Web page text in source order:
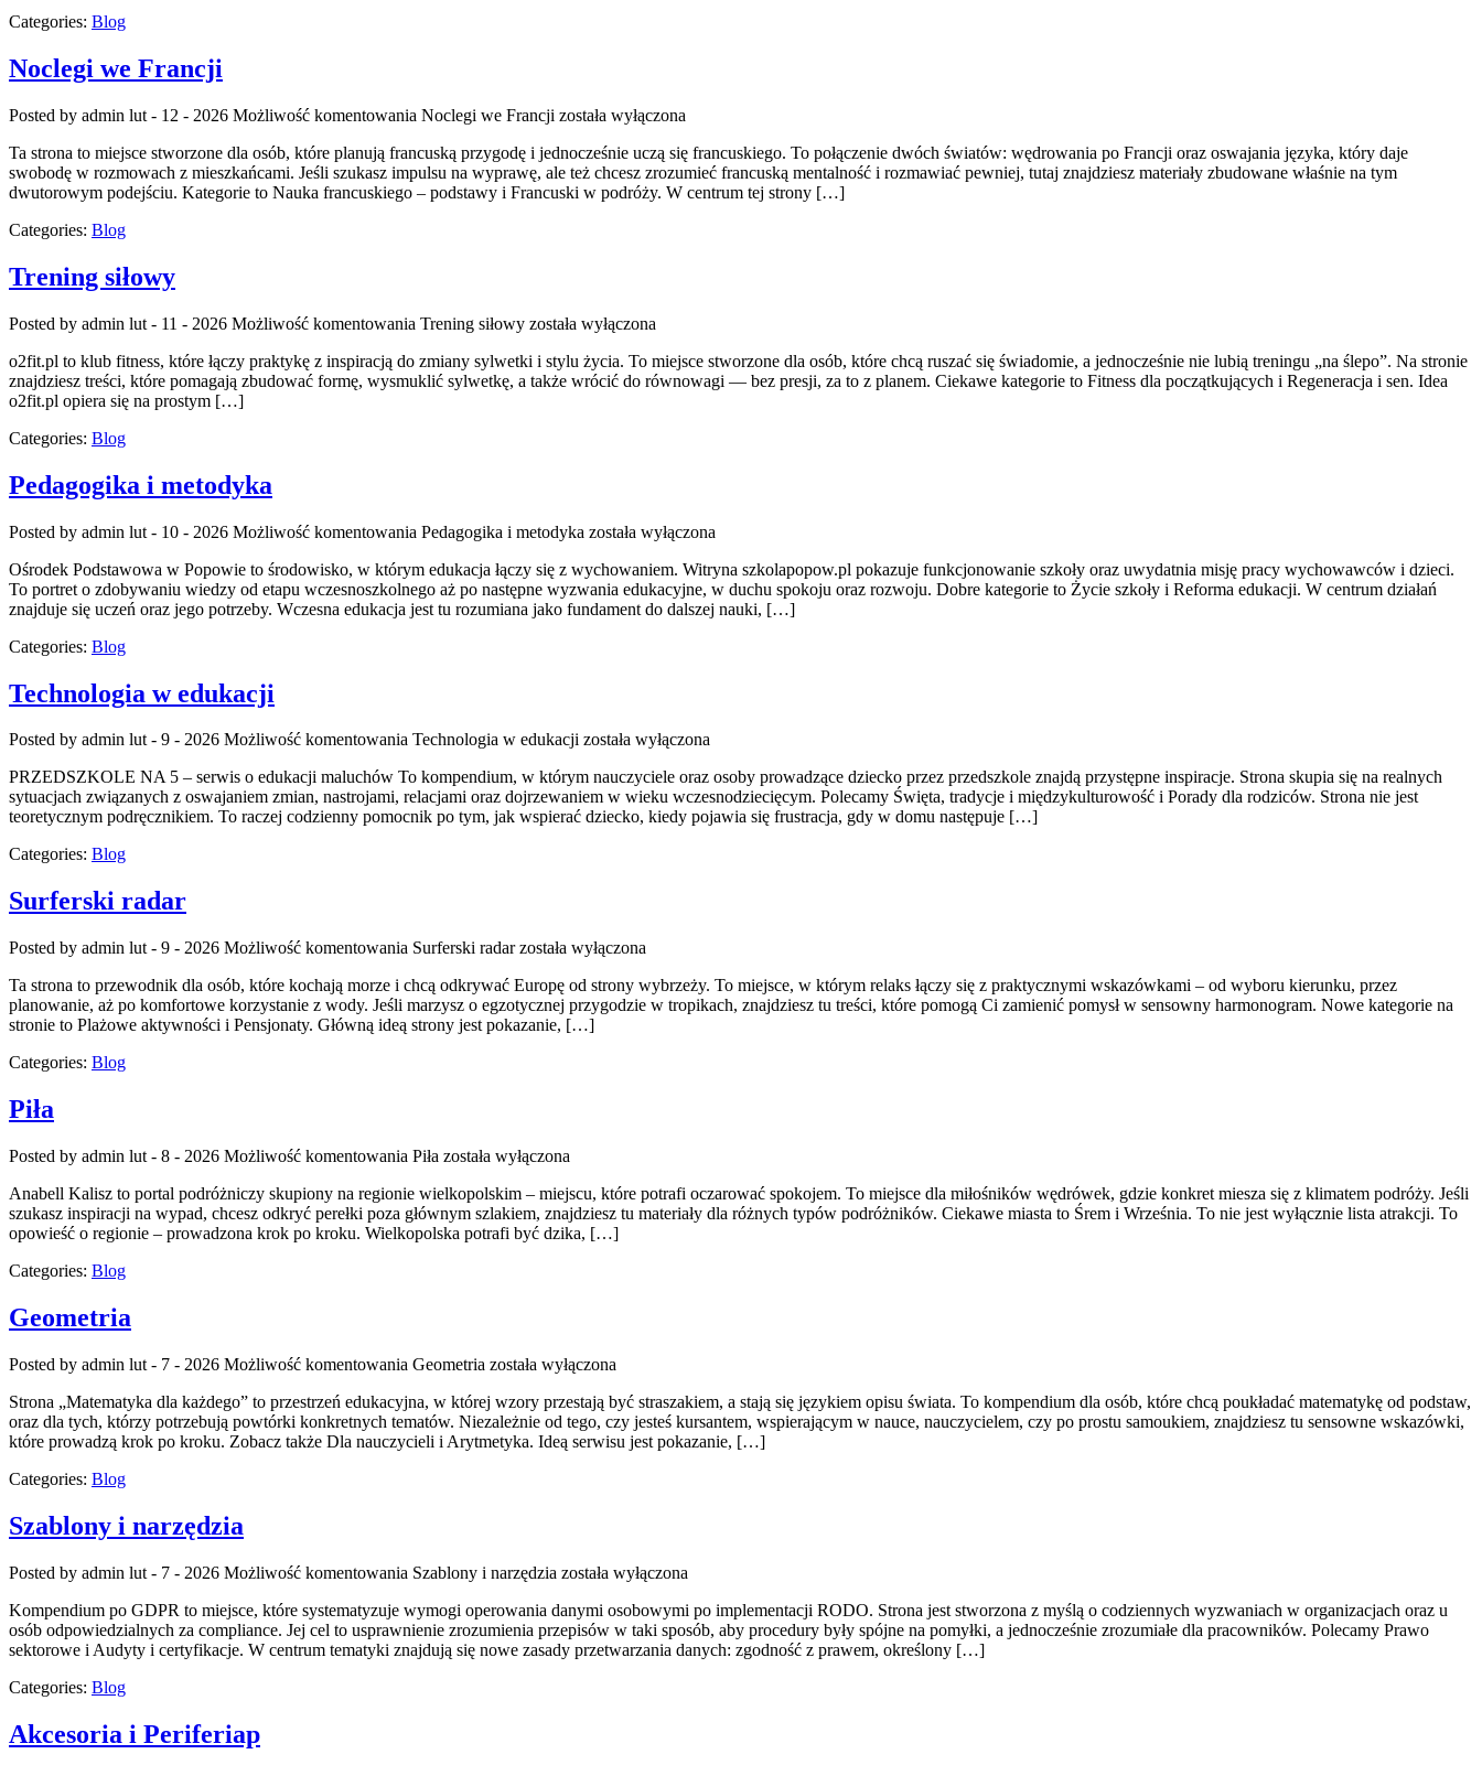
Categories: Blog
Noclegi we Francji
Posted by admin lut - 12 - 2026 Możliwość komentowania Noclegi we Francji została wyłączona
Ta strona to miejsce stworzone dla osób, które planują francuską przygodę i jednocześnie uczą się francuskiego. To połączenie dwóch światów: wędrowania po Francji oraz oswajania języka, który daje
swobodę w rozmowach z mieszkańcami. Jeśli szukasz impulsu na wyprawę, ale też chcesz zrozumieć francuską mentalność i rozmawiać pewniej, tutaj znajdziesz materiały zbudowane właśnie na tym
dwutorowym podejściu. Kategorie to Nauka francuskiego – podstawy i Francuski w podróży. W centrum tej strony […]
Categories: Blog
Trening siłowy
Posted by admin lut - 11 - 2026 Możliwość komentowania Trening siłowy została wyłączona
o2fit.pl to klub fitness, które łączy praktykę z inspiracją do zmiany sylwetki i stylu życia. To miejsce stworzone dla osób, które chcą ruszać się świadomie, a jednocześnie nie lubią treningu „na ślepo”. Na stronie
znajdziesz treści, które pomagają zbudować formę, wysmuklić sylwetkę, a także wrócić do równowagi — bez presji, za to z planem. Ciekawe kategorie to Fitness dla początkujących i Regeneracja i sen. Idea
o2fit.pl opiera się na prostym […]
Categories: Blog
Pedagogika i metodyka
Posted by admin lut - 10 - 2026 Możliwość komentowania Pedagogika i metodyka została wyłączona
Ośrodek Podstawowa w Popowie to środowisko, w którym edukacja łączy się z wychowaniem. Witryna szkolapopow.pl pokazuje funkcjonowanie szkoły oraz uwydatnia misję pracy wychowawców i dzieci.
To portret o zdobywaniu wiedzy od etapu wczesnoszkolnego aż po następne wyzwania edukacyjne, w duchu spokoju oraz rozwoju. Dobre kategorie to Życie szkoły i Reforma edukacji. W centrum działań
znajduje się uczeń oraz jego potrzeby. Wczesna edukacja jest tu rozumiana jako fundament do dalszej nauki, […]
Categories: Blog
Technologia w edukacji
Posted by admin lut - 9 - 2026 Możliwość komentowania Technologia w edukacji została wyłączona
PRZEDSZKOLE NA 5 – serwis o edukacji maluchów To kompendium, w którym nauczyciele oraz osoby prowadzące dziecko przez przedszkole znajdą przystępne inspiracje. Strona skupia się na realnych
sytuacjach związanych z oswajaniem zmian, nastrojami, relacjami oraz dojrzewaniem w wieku wczesnodziecięcym. Polecamy Święta, tradycje i międzykulturowość i Porady dla rodziców. Strona nie jest
teoretycznym podręcznikiem. To raczej codzienny pomocnik po tym, jak wspierać dziecko, kiedy pojawia się frustracja, gdy w domu następuje […]
Categories: Blog
Surferski radar
Posted by admin lut - 9 - 2026 Możliwość komentowania Surferski radarzostała wyłączona
Ta strona to przewodnik dla osób, które kochają morze i chcą odkrywać Europę od strony wybrzeży. To miejsce, w którym relaks łączy się z praktycznymi wskazówkami – od wyboru kierunku, przez
planowanie, aż po komfortowe korzystanie z wody. Jeśli marzysz o egzotycznej przygodzie w tropikach, znajdziesz tu treści, które pomogą Ci zamienić pomysł w sensowny harmonogram. Nowe kategorie na
stronie to Plażowe aktywności i Pensjonaty. Główną ideą strony jest pokazanie, […]
Categories: Blog
Piła
Posted by admin lut - 8 - 2026 Możliwość komentowania Piła została wyłączona
Anabell Kalisz to portal podróżniczy skupiony na regionie wielkopolskim – miejscu, które potrafi oczarować spokojem. To miejsce dla miłośników wędrówek, gdzie konkret miesza się z klimatem podróży. Jeśli
szukasz inspiracji na wypad, chcesz odkryć perełki poza głównym szlakiem, znajdziesz tu materiały dla różnych typów podróżników. Ciekawe miasta to Śrem i Września. To nie jest wyłącznie lista atrakcji. To
opowieść o regionie – prowadzona krok po kroku. Wielkopolska potrafi być dzika, […]
Categories: Blog
Geometria
Posted by admin lut - 7 - 2026 Możliwość komentowania Geometria została wyłączona
Strona „Matematyka dla każdego” to przestrzeń edukacyjna, w której wzory przestają być straszakiem, a stają się językiem opisu świata. To kompendium dla osób, które chcą poukładać matematykę od podstaw,
oraz dla tych, którzy potrzebują powtórki konkretnych tematów. Niezależnie od tego, czy jesteś kursantem, wspierającym w nauce, nauczycielem, czy po prostu samoukiem, znajdziesz tu sensowne wskazówki,
które prowadzą krok po kroku. Zobacz także Dla nauczycieli i Arytmetyka. Ideą serwisu jest pokazanie, […]
Categories: Blog
Szablony i narzędzia
Posted by admin lut - 7 - 2026 Możliwość komentowania Szablony i narzędzia została wyłączona
Kompendium po GDPR to miejsce, które systematyzuje wymogi operowania danymi osobowymi po implementacji RODO. Strona jest stworzona z myślą o codziennych wyzwaniach w organizacjach oraz u
osób odpowiedzialnych za compliance. Jej cel to usprawnienie zrozumienia przepisów w taki sposób, aby procedury były spójne na pomyłki, a jednocześnie zrozumiałe dla pracowników. Polecamy Prawo
sektorowe i Audyty i certyfikacje. W centrum tematyki znajdują się nowe zasady przetwarzania danych: zgodność z prawem, określony […]
Categories: Blog
Akcesoria i Periferiap